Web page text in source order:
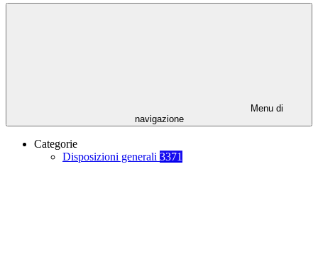
Menu di
navigazione
Categorie
Disposizioni generali 3371